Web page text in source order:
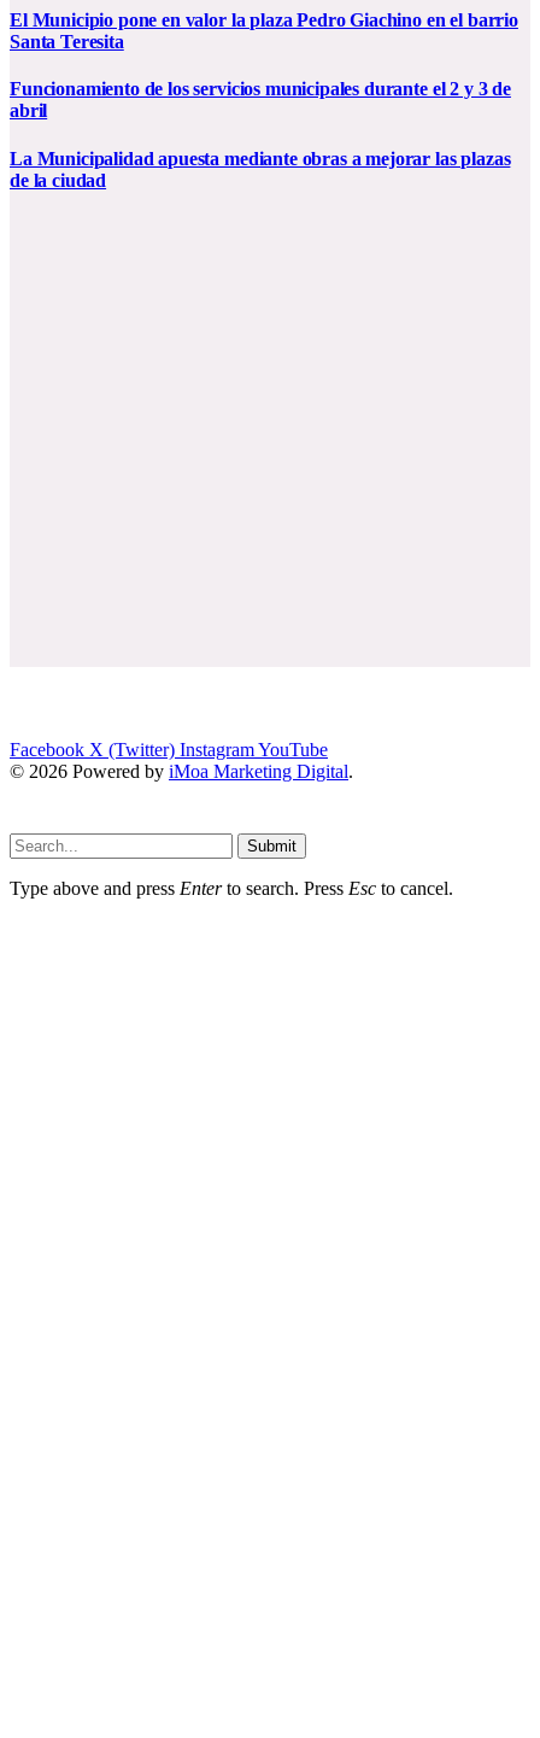
El Municipio pone en valor la plaza Pedro Giachino en el barrio
Santa Teresita
Funcionamiento de los servicios municipales durante el 2 y 3 de
abril
La Municipalidad apuesta mediante obras a mejorar las plazas
de la ciudad
Facebook X (Twitter) InstagramYouTube
© 2026 Powered by iMoa Marketing Digital.
Submit
Type above and press Enterto search. Press Esc to cancel.